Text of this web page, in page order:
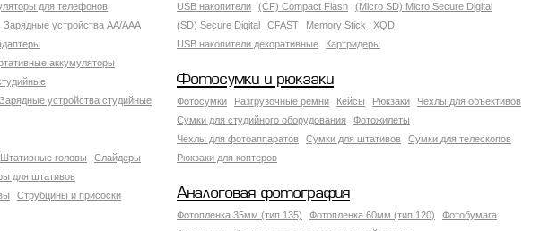
для телефонов
Зарядные устройства AA/AAA
аккумуляторы
Зарядные устройства студийные
USB накопители (CF) Compact Flash
(Micro SD) Micro Secure Digital
(SD) Secure Digital
CFAST Memory Stick
XQD
USB накопители декоративные
Картридеры
Фотосумки и рюкзаки
Фотосумки Разгрузочные ремни Кейсы Рюкзаки
Чехлы для объективов
Сумки для студийного оборудования
Фотожилеты
Чехлы для фотоаппаратов
Сумки для штативов
Сумки для телескопов
Рюкзаки для коптеров
Штативные головы
Слайдеры
для штативов
Струбцины и присоски
Аналоговая фотография
Фотопленка 35мм (тип 135) Фотопленка 60мм (тип 120)
Фотобумага